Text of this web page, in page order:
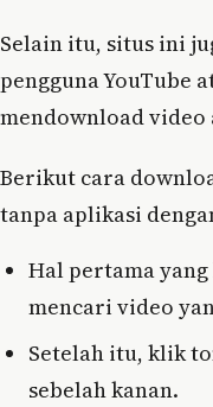
Selain itu, situs ini
pengguna YouTube
mendownload video
Berikut cara
tanpa aplikasi
Hal pertama
mencari video
Setelah itu, klik
sebelah kanan.